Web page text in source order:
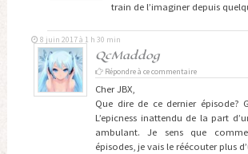
train de l’imaginer depuis
QcMaddog
8 juin 2017 à 1 h 30 min
Répondre à ce commentaire
Cher JBX,
Que dire de ce dernier épisode?
L’epicness inattendu de la part
ambulant. Je sens que
épisodes, je vais le réécouter plus